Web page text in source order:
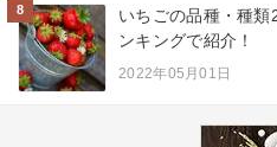
8
いちごの品種・種
ンキングで紹介！
2022年05月01日